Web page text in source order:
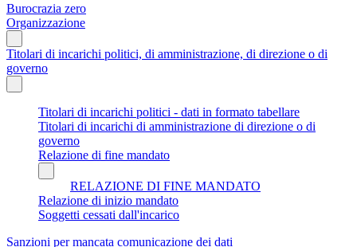
Burocrazia zero
Organizzazione
Titolari di incarichi politici, di amministrazione, di direzione o di
governo
Titolari di incarichi politici - dati in formato tabellare
Titolari di incarichi di amministrazione di direzione o di
governo
Relazione di fine mandato
RELAZIONE DI FINE MANDATO
Relazione di inizio mandato
Soggetti cessati dall'incarico
Sanzioni per mancata comunicazione dei dati